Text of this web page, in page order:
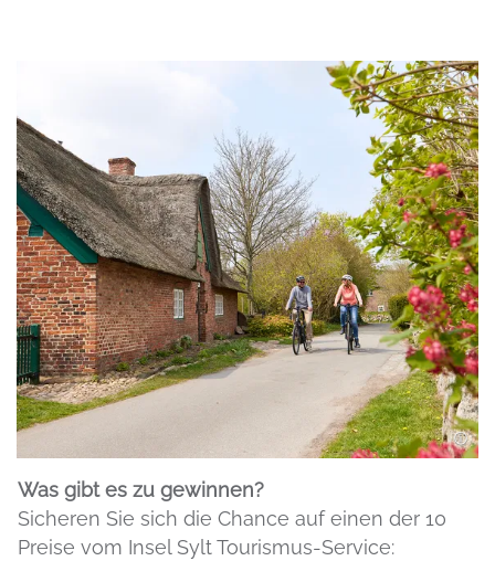
Was gibt es zu gewinnen?
Sicheren Sie sich die Chance auf einen der 10
Preise vom Insel Sylt Tourismus-Service: